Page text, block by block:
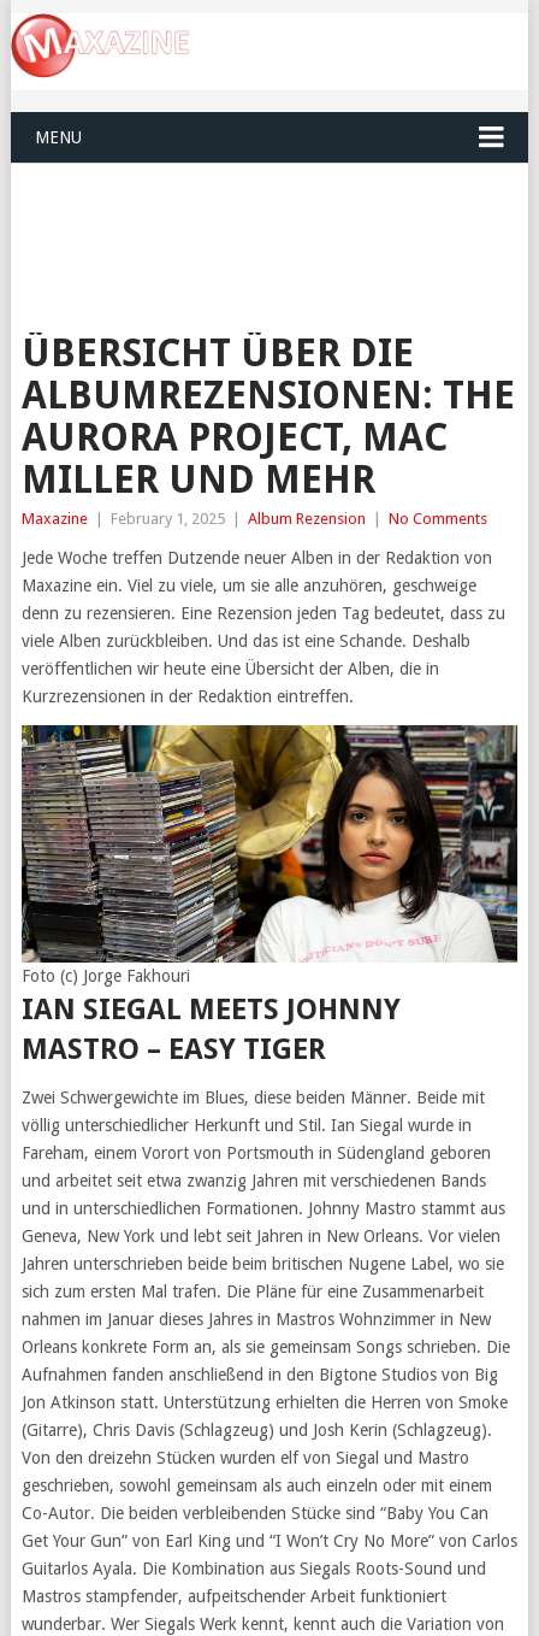
MENU
ÜBERSICHT ÜBER DIE
ALBUMREZENSIONEN: THE
AURORA PROJECT, MAC
MILLER UND MEHR
Maxazine February 1, 2025 Album Rezension No Comments
Jede Woche treffen Dutzende neuer Alben in der Redaktion von
Maxazine ein. Viel zu viele, um sie alle anzuhören, geschweige
denn zu rezensieren. Eine Rezension jeden Tag bedeutet, dass zu
viele Alben zurückbleiben. Und das ist eine Schande. Deshalb
veröffentlichen wir heute eine Übersicht der Alben, die in
Kurzrezensionen in der Redaktion eintreffen.
Foto (c) Jorge Fakhouri
IAN SIEGAL MEETS JOHNNY
MASTRO – EASY TIGER
Zwei Schwergewichte im Blues, diese beiden Männer. Beide mit
völlig unterschiedlicher Herkunft und Stil. Ian Siegal wurde in
Fareham, einem Vorort von Portsmouth in Südengland geboren
und arbeitet seit etwa zwanzig Jahren mit verschiedenen Bands
und in unterschiedlichen Formationen. Johnny Mastro stammt aus
Geneva, New York und lebt seit Jahren in New Orleans. Vor vielen
Jahren unterschrieben beide beim britischen Nugene Label, wo sie
sich zum ersten Mal trafen. Die Pläne für eine Zusammenarbeit
nahmen im Januar dieses Jahres in Mastros Wohnzimmer in New
Orleans konkrete Form an, als sie gemeinsam Songs schrieben. Die
Aufnahmen fanden anschließend in den Bigtone Studios von Big
Jon Atkinson statt. Unterstützung erhielten die Herren von Smoke
(Gitarre), Chris Davis (Schlagzeug) und Josh Kerin (Schlagzeug).
Von den dreizehn Stücken wurden elf von Siegal und Mastro
geschrieben, sowohl gemeinsam als auch einzeln oder mit einem
Co-Autor. Die beiden verbleibenden Stücke sind “Baby You Can
Get Your Gun” von Earl King und “I Won’t Cry No More” von Carlos
Guitarlos Ayala. Die Kombination aus Siegals Roots-Sound und
Mastros stampfender, aufpeitschender Arbeit funktioniert
wunderbar. Wer Siegals Werk kennt, kennt auch die Variation von